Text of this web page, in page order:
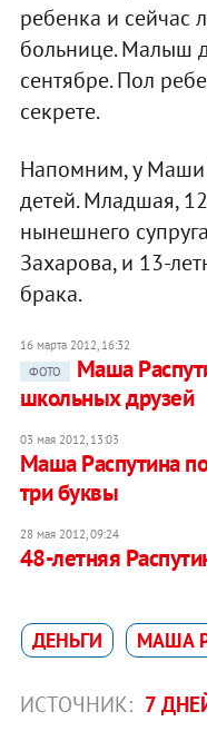
ребенка и сейчас
больнице. Малыш
сентябре. Пол
секрете.
Напомним, у Маши
детей. Младшая,
нынешнего
Захарова, и 13-
брака.
16 марта 2012, 16:32
ФОТО
Маша
школьных друзей
03 мая 2012, 13:03
Маша Распутина
три буквы
28 мая 2012, 09:24
48-летняя
ДЕНЬГИ МАША
ИСТОЧНИК: 7